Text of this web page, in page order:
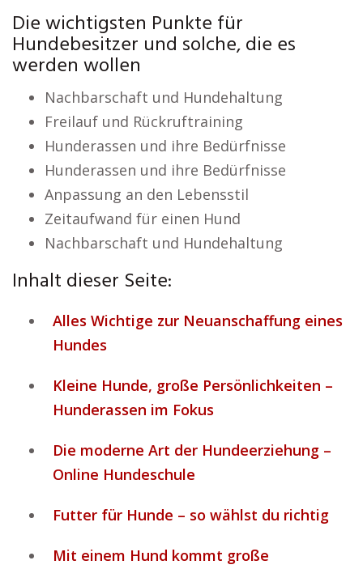
Die wichtigsten Punkte für
Hundebesitzer und solche, die es
werden wollen
Nachbarschaft und Hundehaltung
Freilauf und Rückruftraining
Hunderassen und ihre Bedürfnisse
Hunderassen und ihre Bedürfnisse
Anpassung an den Lebensstil
Zeitaufwand für einen Hund
Nachbarschaft und Hundehaltung
Inhalt dieser Seite:
Alles Wichtige zur Neuanschaffung eines
Hundes
Kleine Hunde, große Persönlichkeiten –
Hunderassen im Fokus
Die moderne Art der Hundeerziehung –
Online Hundeschule
Futter für Hunde – so wählst du richtig
Mit einem Hund kommt große